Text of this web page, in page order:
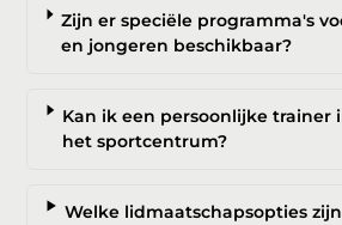
Zijn er speciële programma's
en jongeren beschikbaar?
Kan ik een persoonlijke trainer
het sportcentrum?
Welke lidmaatschapsopties